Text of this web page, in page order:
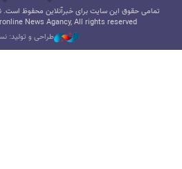
تمامی حقوق این سایت برای خبرآنلاین محفوظ است.
News Agancy, All rights reserved
طراحی و تولید: